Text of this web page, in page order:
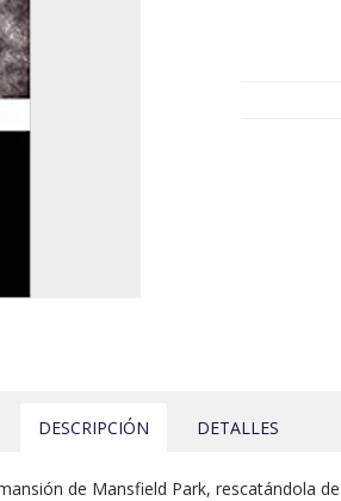
DESCRIPCIÓN DETALLES
de Mansfield Park, rescatándola